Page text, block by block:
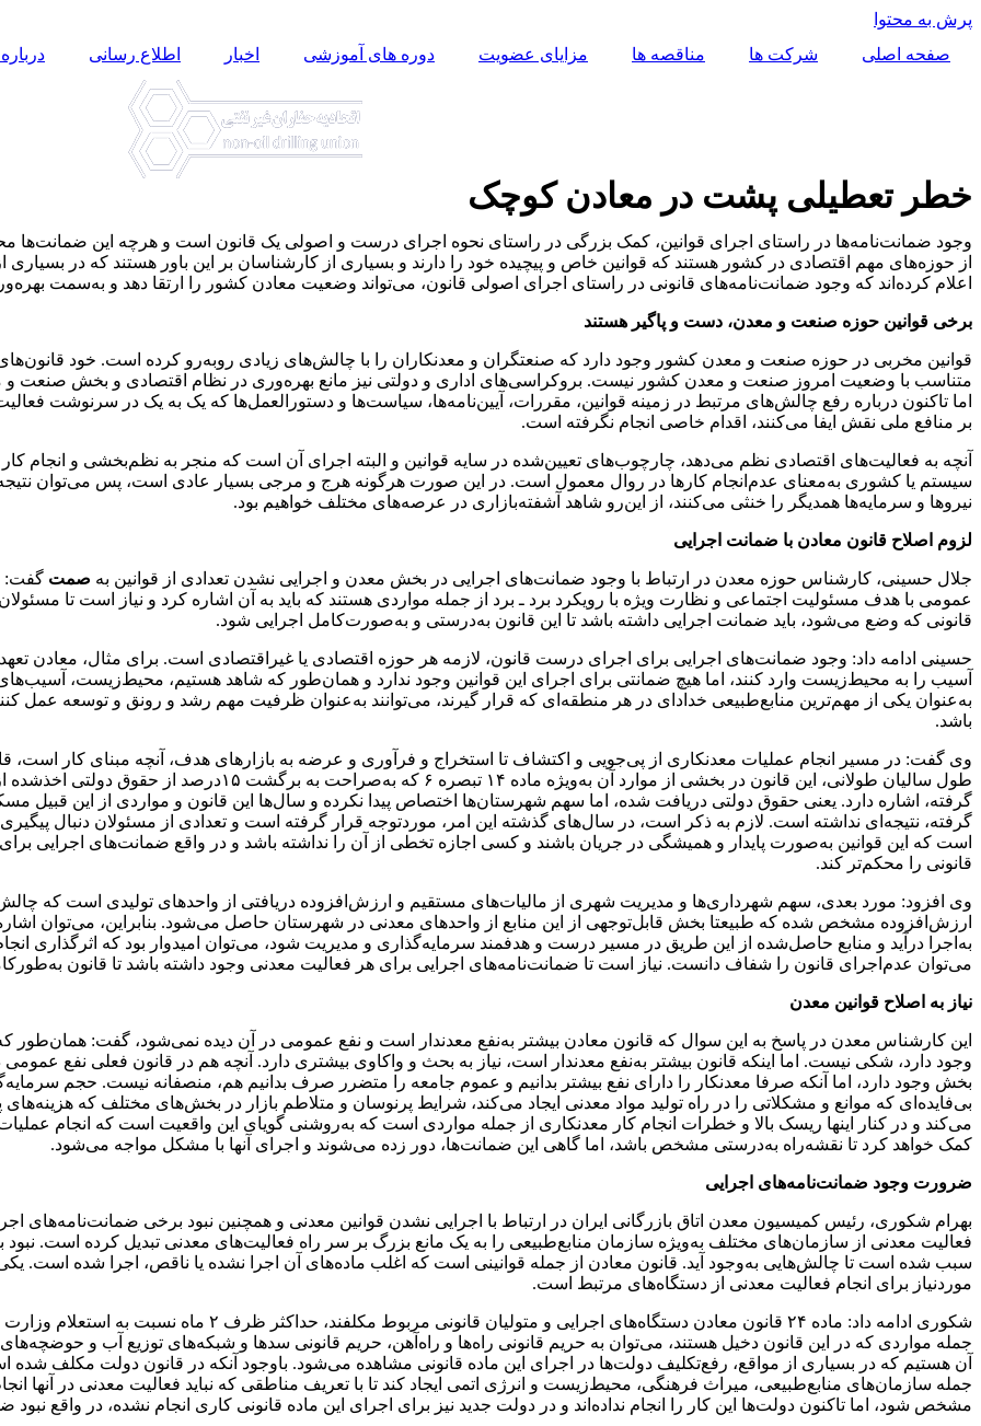
پرش به محتوا
صفحه اصلی
شرکت ها مناقصه ها مزایای عضویت دوره های آموزشی اخبار اطلاع رسانی
خطر تعطیلی پشت در معادن کوچک
وجود ضمانت‌نامه‌ها در راستای اجرای قوانین، کمک بزرگی در راستای نحوه اجرای درست و اصولی یک قانون است و هرچه این ضمانت‌ها
از حوزه‌های مهم اقتصادی در کشور هستند که قوانین خاص و پیچیده خود را دارند و بسیاری از کارشناسان بر این باور هستند که در
اعلام کرده‌اند که وجود ضمانت‌نامه‌های قانونی در راستای اجرای اصولی قانون، می‌تواند وضعیت معادن کشور را ارتقا دهد و به‌سمت
برخی قوانین حوزه صنعت و معدن، دست و پاگیر هستند
قوانین مخربی در حوزه صنعت و معدن کشور وجود دارد که صنعتگران و معدنکاران را با چالش‌های زیادی روبه‌رو کرده است. خود قانون‌های
متناسب با وضعیت امروز صنعت و معدن کشور نیست. بروکراسی‌های اداری و دولتی نیز مانع بهره‌وری در نظام اقتصادی و بخش صنعت و
اما تاکنون درباره رفع چالش‌های مرتبط در زمینه قوانین، مقررات، آیین‌نامه‌ها، سیاست‌ها و دستورالعمل‌ها که یک به یک در سرنوشت
بر منافع ملی نقش ایفا می‌کنند، اقدام خاصی انجام نگرفته است.
آنچه به فعالیت‌های اقتصادی نظم می‌دهد، چارچوب‌های تعیین‌شده در سایه قوانین و البته اجرای آن است که منجر به نظم‌بخشی و
سیستم یا کشوری به‌معنای عدم‌انجام کارها در روال معمول است. در این صورت هرگونه هرج و مرجی بسیار عادی است، پس می‌توان
نیروها و سرمایه‌ها همدیگر را خنثی می‌کنند، از این‌رو شاهد آشفته‌‎بازاری در عرصه‌های مختلف خواهیم بود.
لزوم اصلاح قانون معادن با ضمانت اجرایی
جلال حسینی، کارشناس حوزه معدن در ارتباط با وجود ضمانت‌های اجرایی در بخش معدن و اجرایی نشدن تعدادی از قوانین به صمت گفت:
عمومی با هدف مسئولیت اجتماعی و نظارت ویژه با رویکرد برد ـ برد از جمله مواردی هستند که باید به آن اشاره کرد و نیاز است تا
قانونی که وضع می‌شود، باید ضمانت اجرایی داشته باشد تا این قانون به‌درستی و به‌صورت‌کامل اجرایی شود.
حسینی ادامه داد: وجود ضمانت‌های اجرایی برای اجرای درست قانون، لازمه هر حوزه اقتصادی یا غیراقتصادی است. برای مثال، معادن
آسیب را به محیط‌زیست وارد کنند، اما هیچ ضمانتی برای اجرای این قوانین وجود ندارد و همان‌طور که شاهد هستیم، محیط‌زیست،
به‌عنوان یکی از مهم‌ترین منابع‌طبیعی خدادای در هر منطقه‌ای که قرار گیرند، می‌توانند به‌عنوان ظرفیت مهم رشد و رونق و توسعه عمل
باشد.
وی گفت: در مسیر انجام عملیات معدنکاری از پی‌جویی و اکتشاف تا استخراج و فرآوری و عرضه به بازارهای هدف، آنچه مبنای کار است،
طول سالیان طولانی، این قانون در بخشی از موارد آن به‌ویژه
گرفته، اشاره دارد. یعنی حقوق دولتی دریافت شده، اما سهم شهرستان‌ها اختصاص پیدا نکرده و سال‌ها این قانون و مواردی از این قبیل
گرفته، نتیجه‌ای نداشته است. لازم به ذکر است، در سال‌های گذشته این امر، موردتوجه قرار گرفته است و تعدادی از مسئولان دنبال
است که این قوانین به‌صورت پایدار و همیشگی در جریان باشند و کسی اجازه تخطی از آن را نداشته باشد و در واقع ضمانت‌های اجرایی
قانونی را محکم‌تر کند.
به‌اجرا درآید و منابع حاصل‌شده از این طریق در مسیر درست و هدفمند سرمایه‌گذاری و مدیریت شود، می‌توان امیدوار بود که اثرگذاری
می‌توان عدم‌اجرای قانون را شفاف دانست. نیاز است تا ضمانت‌نامه‌های اجرایی برای هر فعالیت معدنی وجود داشته باشد تا قانون
نیاز به اصلاح قوانین معدن
این کارشناس معدن در پاسخ به این سوال که قانون معادن بیشتر به‌نفع معدندار است و نفع عمومی در آن دیده نمی‌شود، گفت: همان‌طور که
وجود دارد، شکی نیست. اما اینکه قانون بیشتر به‌نفع معدندار است، نیاز به بحث و واکاوی بیشتری دارد. آنچه هم در قانون فعلی نفع
بخش وجود دارد، اما آنکه صرفا معدنکار را دارای نفع بیشتر بدانیم و عموم جامعه را متضرر صرف بدانیم هم، منصفانه نیست. حجم
بی‌فایده‌ای که موانع و مشکلاتی را در راه تولید مواد معدنی ایجاد می‌کند، شرایط پرنوسان و متلاطم بازار در بخش‌های مختلف که
می‌کند و در کنار اینها ریسک بالا و خطرات انجام کار معدنکاری از جمله مواردی است که به‌روشنی گویای این واقعیت است که انجام
کمک خواهد کرد تا نقشه‌راه به‌درستی مشخص باشد، اما گاهی این ضمانت‌ها، دور زده می‌شوند و اجرای آنها با مشکل مواجه می‌شود.
ضرورت وجود ضمانت‌نامه‌های اجرایی
بهرام شکوری، رئیس کمیسیون معدن اتاق بازرگانی ایران در ارتباط با اجرایی نشدن قوانین معدنی و همچنین نبود برخی ضمانت‌نامه‌های
فعالیت معدنی از سازمان‌های مختلف به‌ویژه سازمان منابع‌طبیعی را به یک مانع بزرگ بر سر راه فعالیت‌های معدنی تبدیل کرده است.
موردنیاز برای انجام فعالیت معدنی از دستگاه‌های مرتبط است.
شکوری ادامه داد: ماده ۲۴ قانون معادن دستگاه‌های
جمله مواردی که در این قانون دخیل هستند، می‌توان به حریم قانونی راه‌ها و راه‌آهن، حریم قانونی سدها و شبکه‌های توزیع آب و
آن هستیم که در بسیاری از مواقع، رفع‌تکلیف دولت‌ها در اجرای این ماده قانونی مشاهده می‌شود. باوجود آنکه در قانون دولت مکلف شده
جمله سازمان‌های منابع‌طبیعی، میراث فرهنگی، محیط‌زیست و انرژی اتمی ایجاد کند تا با تعریف مناطقی که نباید فعالیت معدنی در آنها
مشخص شود، اما تاکنون دولت‌ها این کار را انجام نداده‌اند و در دولت جدید نیز برای اجرای این ماده قانونی کاری انجام نشده، در واقع